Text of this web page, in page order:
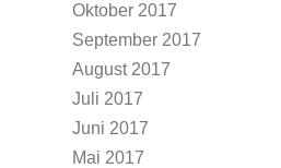
Oktober 2017
September 2017
August 2017
Juli 2017
Juni 2017
Mai 2017